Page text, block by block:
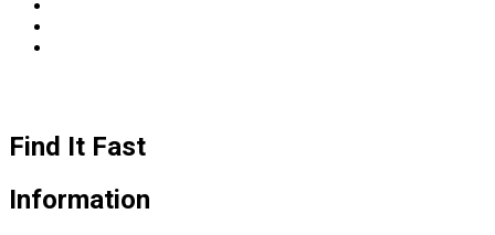
Find It Fast
Information